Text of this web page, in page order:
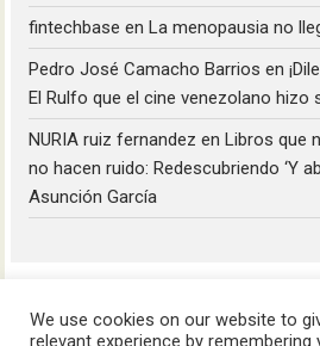
fintechbase enLa menopausia no
Pedro José Camacho Barrios en
El Rulfo que el cine venezolano hizo
NURIA ruiz fernandez enLibros que
no hacen ruido: Redescubriendo ‘Y
Asunción García
We use cookies on our website to
relevant experience by